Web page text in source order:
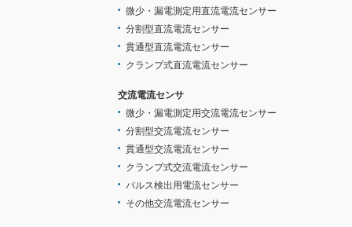
微少・漏電測定用直流電流センサー
分割型直流電流センサー
貫通型直流電流センサー
クランプ式直流電流センサー
交流電流センサ
微少・漏電測定用交流電流センサー
分割型交流電流センサー
貫通型交流電流センサー
クランプ式交流電流センサー
パルス検出用電流センサー
その他交流電流センサー